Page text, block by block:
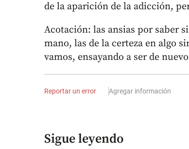
de la aparición de la adicción,
Acotación: las ansias por saber
mano, las de la certeza en algo
vamos, ensayando a ser de
Reportar un error Agregar información
Sigue leyendo